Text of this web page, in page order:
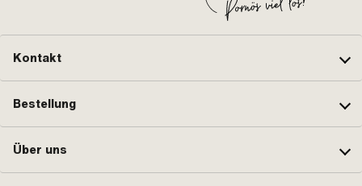
Kontakt
Bestellung
Über uns